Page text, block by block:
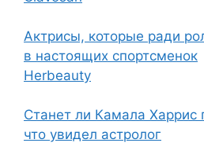
Актрисы, которые ради
в настоящих спортсменок
Herbeauty
Станет ли Камала Харрис
что увидел астролог